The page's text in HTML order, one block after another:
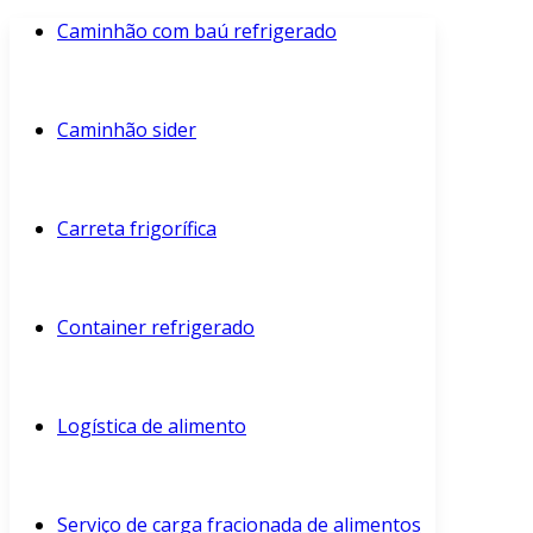
Caminhão com baú refrigerado
Caminhão sider
Carreta frigorífica
Container refrigerado
Logística de alimento
Serviço de carga fracionada de alimentos